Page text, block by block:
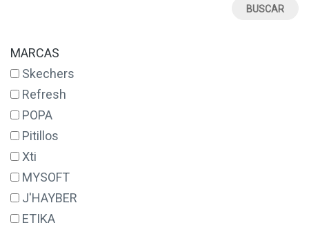
MARCAS
Skechers
Refresh
POPA
Pitillos
Xti
MYSOFT
J'HAYBER
ETIKA